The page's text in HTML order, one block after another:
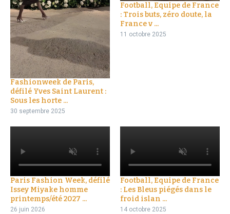
Fashionweek de Paris,
défilé Yves Saint Laurent :
Sous les horte ...
30 septembre 2025
Football, Equipe de France
: Trois buts, zéro doute, la
France v ...
11 octobre 2025
Paris Fashion Week, défilé
Issey Miyake homme
printemps/été 2027 ...
26 juin 2026
Football, Equipe de France
: Les Bleus piégés dans le
froid islan ...
14 octobre 2025